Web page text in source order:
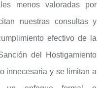
menos valoradas por
nuestras consultas y
efectivo de la
del Hostigamiento
innecesaria y se limitan a